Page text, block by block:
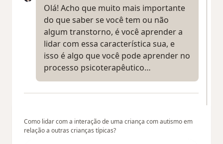
Olá! Acho que muito mais importante
do que saber se você tem ou não
algum transtorno, é você aprender a
lidar com essa característica sua, e
isso é algo que você pode aprender no
processo psicoterapêutico…
Como lidar com a interação de uma criança com autismo em
relação a outras crianças típicas?